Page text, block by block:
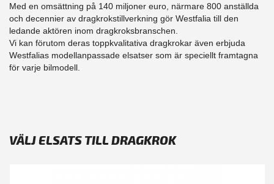
Med en omsättning på 140 miljoner euro, närmare 800 anställda
och decennier av dragkrokstillverkning gör Westfalia till den
ledande aktören inom dragkroksbranschen.
Vi kan förutom deras toppkvalitativa dragkrokar även erbjuda
Westfalias modellanpassade elsatser som är speciellt framtagna
för varje bilmodell.
VÄLJ ELSATS TILL DRAGKROK